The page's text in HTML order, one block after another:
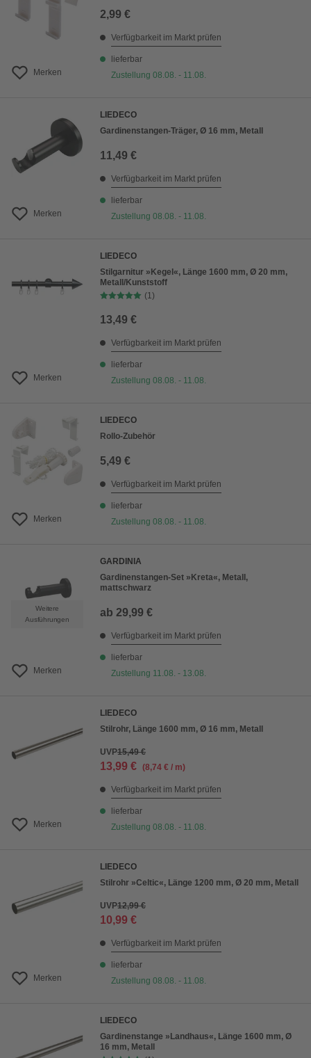
Merken
2,99 €
Verfügbarkeit im Markt prüfen
lieferbar
Zustellung 08.08. - 11.08.
Merken
LIEDECO
Gardinenstangen-Träger, Ø 16 mm, Metall
11,49 €
Verfügbarkeit im Markt prüfen
lieferbar
Zustellung 08.08. - 11.08.
Merken
LIEDECO
Stilgarnitur »Kegel«, Länge 1600 mm, Ø 20 mm,
Metall/Kunststoff
(1)
13,49 €
Verfügbarkeit im Markt prüfen
lieferbar
Zustellung 08.08. - 11.08.
Merken
LIEDECO
Rollo-Zubehör
5,49 €
Verfügbarkeit im Markt prüfen
lieferbar
Zustellung 08.08. - 11.08.
Weitere
Ausführungen
Merken
GARDINIA
Gardinenstangen-Set »Kreta«, Metall,
mattschwarz
ab 29,99 €
Verfügbarkeit im Markt prüfen
lieferbar
Zustellung 11.08. - 13.08.
Merken
LIEDECO
Stilrohr, Länge 1600 mm, Ø 16 mm, Metall
UVP15,49 €
13,99 € (8,74 € / m)
Verfügbarkeit im Markt prüfen
lieferbar
Zustellung 08.08. - 11.08.
Merken
LIEDECO
Stilrohr »Celtic«, Länge 1200 mm, Ø 20 mm, Metall
UVP12,99 €
10,99 €
Verfügbarkeit im Markt prüfen
lieferbar
Zustellung 08.08. - 11.08.
LIEDECO
Gardinenstange »Landhaus«, Länge 1600 mm, Ø
16 mm, Metall